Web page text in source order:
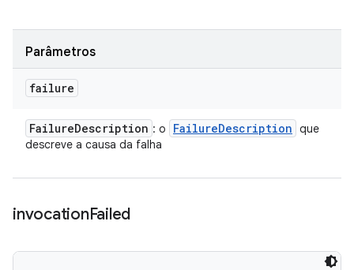
Parâmetros
failure
FailureDescription : o FailureDescription que
descreve a causa da falha
invocationFailed